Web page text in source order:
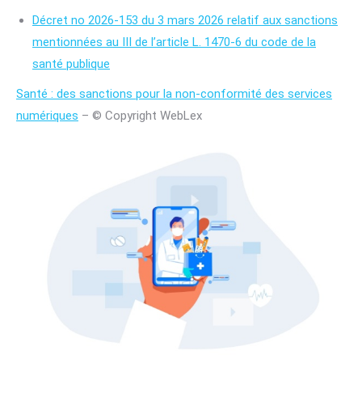
Décret no 2026-153 du 3 mars 2026 relatif aux sanctions
mentionnées au III de l’article L. 1470-6 du code de la
santé publique
Santé : des sanctions pour la non-conformité des services
numériques – © Copyright WebLex